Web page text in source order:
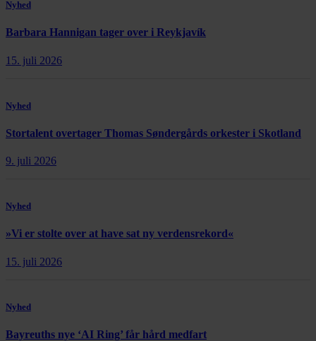
Nyhed
Barbara Hannigan tager over i Reykjavík
15. juli 2026
Nyhed
Stortalent overtager Thomas Søndergårds orkester i Skotland
9. juli 2026
Nyhed
»Vi er stolte over at have sat ny verdensrekord«
15. juli 2026
Nyhed
Bayreuths nye ‘AI Ring’ får hård medfart